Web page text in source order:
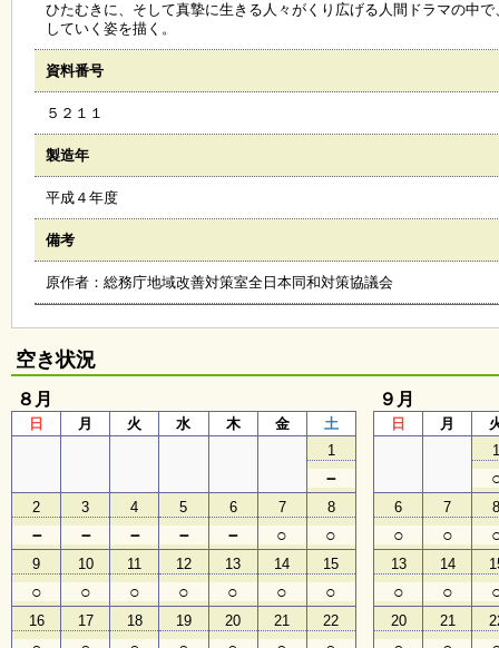
ギ
ラ
ー
ン
イ
ン
ガ
ジ
ン
い
ち
並
木
子
ど
も
向
ひたむきに、そして真摯に生きる人々がくり広げる人間ドラマの中
していく姿を描く。
資料番号
５２１１
製造年
平成４年度
備考
原作者：総務庁地域改善対策室全日本同和対策協議会
空き状況
８月
日 月 火 水 木 金
土
1
－
2
－
3
－
4
－
5
－
6
－
7
○
8
○
9
○
10
○
11
○
12
○
13
○
14
○
15
○
16 17 18 19 20 21 22
９月
日 月
6
○
7
○
13
○
14
○
20 21